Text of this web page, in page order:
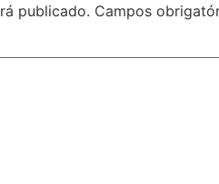
publicado. Campos